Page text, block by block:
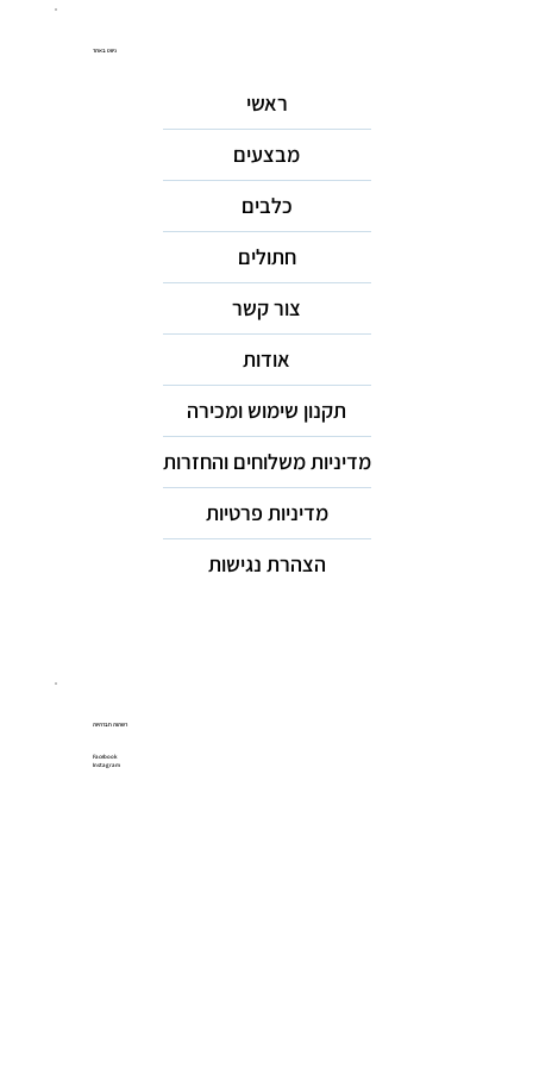
ניווט באתר
ראשי
מבצעים
כלבים
חתולים
צור קשר
אודות
תקנון שימוש ומכירה
מדיניות משלוחים והחזרות
מדיניות פרטיות
הצהרת נגישות
רשתות חברתיות
Facebook
Instagram